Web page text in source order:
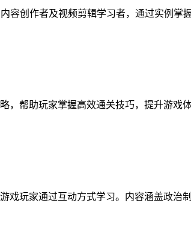
容创作者及视频剪辑学习者，通过实例掌
帮助玩家掌握高效通关技巧，提升游戏
玩家通过互动方式学习。内容涵盖政治